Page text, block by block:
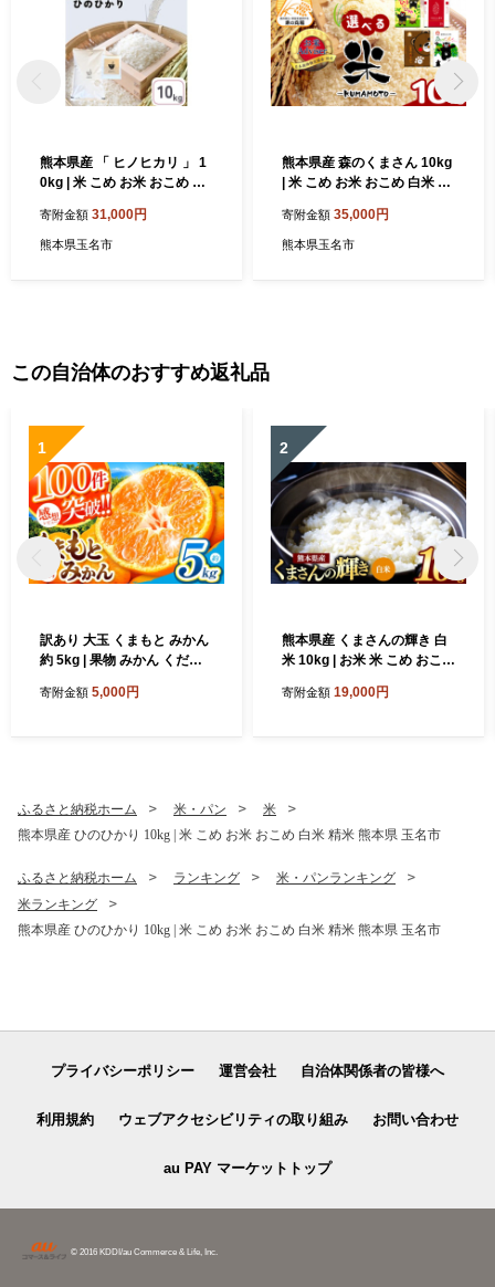
熊本県産 「 ヒノヒカリ 」 1
0kg | 米 こめ お米 おこめ 白
名市
寄附金額 31,000円
熊本県玉名市
熊本県産 森のくまさん 10kg
| 米 こめ お米 おこめ 白米 精
寄附金額 35,000円
熊本県玉名市
この自治体のおすすめ返礼品
1
訳あり 大玉 くまもと みかん
約 5kg | 果物 みかん くだも
橘 みかん 柑橘類 みかん ミカ
寄附金額 5,000円
2
熊本県産 くまさんの輝き 白
米 10kg | お米 米 こめ おこめ
ロ 20キロ フードロス 国産
寄附金額 19,000円
ふるさと納税ホーム 米・パン
米
熊本県産 ひのひかり 10kg | 米 こめ お米 おこめ 白米 精米 熊本県 玉名市
ふるさと納税ホーム ランキング
米・パンランキング
米ランキング
熊本県産 ひのひかり 10kg | 米 こめ お米 おこめ 白米 精米 熊本県 玉名市
プライバシーポリシー 運営会社 自治体関係者の皆様へ
利用規約 ウェブアクセシビリティの取り組み お問い合わせ
au PAY マーケットトップ
© 2016 KDDI/au Commerce & Life, Inc.